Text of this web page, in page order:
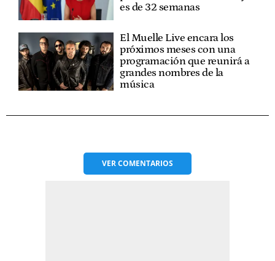
es de 32 semanas
El Muelle Live encara los
próximos meses con una
programación que reunirá a
grandes nombres de la
música
VERCOMENTARIOS